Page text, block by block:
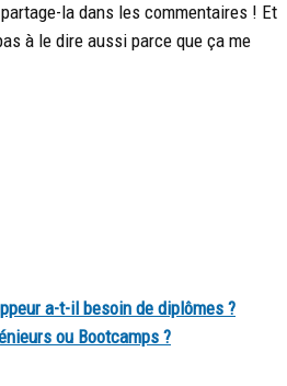
la dans les commentaires ! Et
à le dire aussi parce que ça me
a-t-il besoin de diplômes ?
ou Bootcamps ?